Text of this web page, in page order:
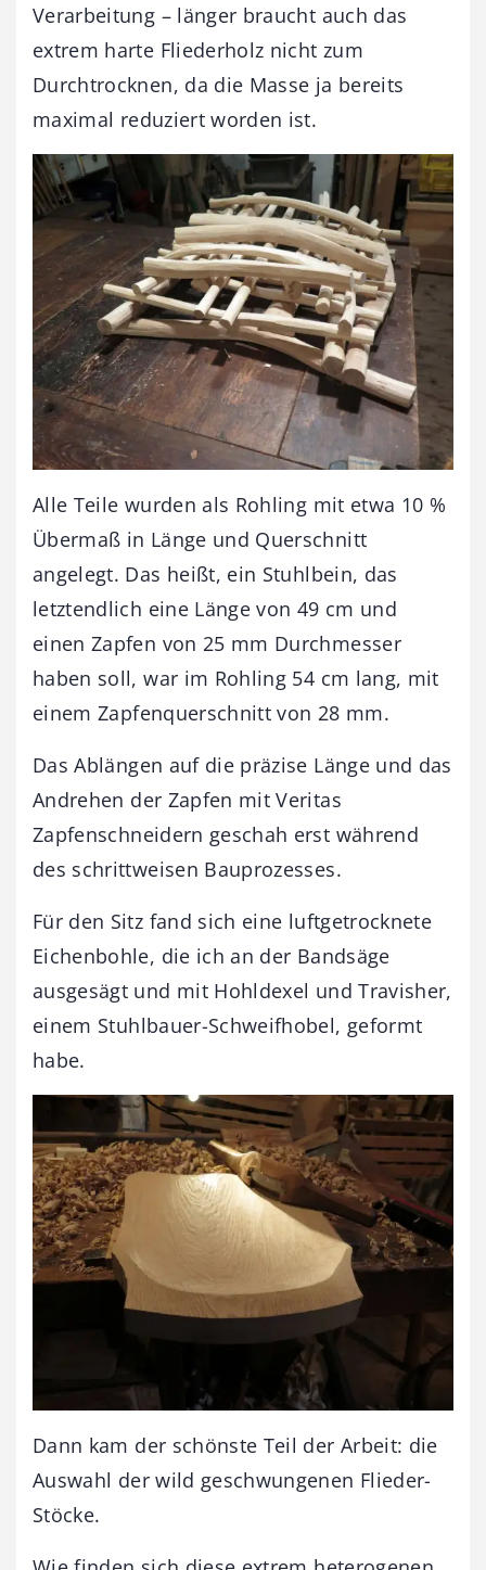
Verarbeitung – länger braucht auch das
extrem harte Fliederholz nicht zum
Durchtrocknen, da die Masse ja bereits
maximal reduziert worden ist.
Alle Teile wurden als Rohling mit etwa 10 %
Übermaß in Länge und Querschnitt
angelegt. Das heißt, ein Stuhlbein, das
letztendlich eine Länge von 49 cm und
einen Zapfen von 25 mm Durchmesser
haben soll, war im Rohling 54 cm lang, mit
einem Zapfenquerschnitt von 28 mm.
Das Ablängen auf die präzise Länge und das
Andrehen der Zapfen mit Veritas
Zapfenschneidern geschah erst während
des schrittweisen Bauprozesses.
Für den Sitz fand sich eine luftgetrocknete
Eichenbohle, die ich an der Bandsäge
ausgesägt und mit Hohldexel und Travisher,
einem Stuhlbauer-Schweifhobel, geformt
habe.
Dann kam der schönste Teil der Arbeit: die
Auswahl der wild geschwungenen Flieder-
Stöcke.